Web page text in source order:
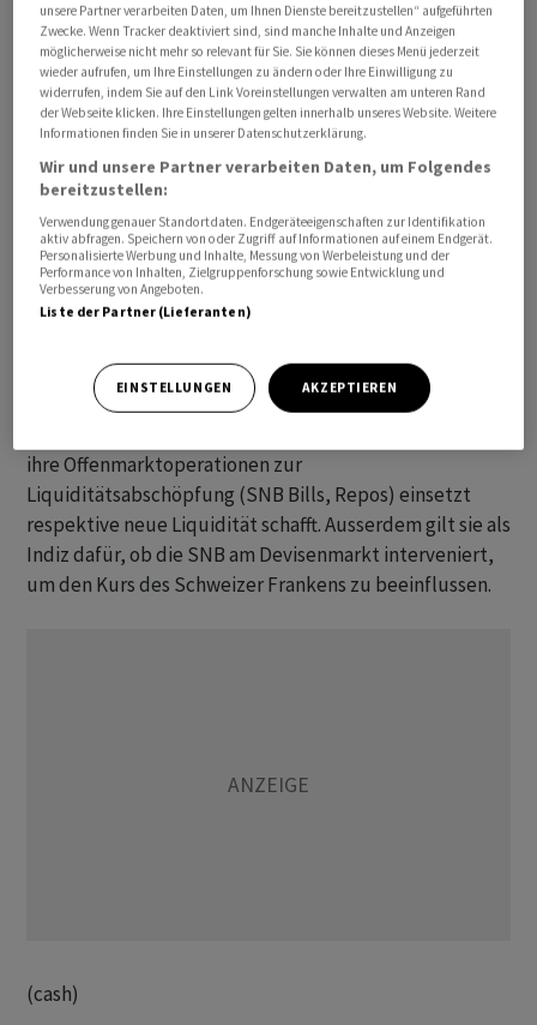
Die Sichtguthaben bei der Schweizerischen
Nationalbank (SNB) sind in der vergangenen Woche
gesunken. Die Einlagen von Bund und Banken lagen am
16. Februar bei 477,11 Milliarden Franken nach 482,29
Milliarden in der Woche davor, wie die SNB am Montag
mitteilte. Das ist ein Rückgang um rund 5,2 Milliarden
Franken. Auf die Giroguthaben inländischer Banken
entfielen Ende letzter Woche 468,2 Milliarden Franken
(-1,2 Mrd).
Für die Höhe der Sichtguthaben gibt es verschiedene
Einflussfaktoren, die deren Entwicklung beeinflussen.
ihre Offenmarktoperationen zur
Liquiditätsabschöpfung (SNB Bills, Repos) einsetzt
respektive neue Liquidität schafft. Ausserdem gilt sie als
Indiz dafür, ob die SNB am Devisenmarkt interveniert,
um den Kurs des Schweizer Frankens zu beeinflussen.
(cash)
unsere Partner verarbeiten Daten, um Ihnen Dienste bereitzustellen“ aufgeführten
Zwecke. Wenn Tracker deaktiviert sind, sind manche Inhalte und Anzeigen
möglicherweise nicht mehr so relevant für Sie. Sie können dieses Menü jederzeit
wieder aufrufen, um Ihre Einstellungen zu ändern oder Ihre Einwilligung zu
widerrufen, indem Sie auf den Link Voreinstellungen verwalten am unteren Rand
der Webseite klicken. Ihre Einstellungen gelten innerhalb unseres Website. Weitere
Informationen finden Sie in unserer Datenschutzerklärung.
Wir und unsere Partner verarbeiten Daten, um Folgendes
bereitzustellen:
Verwendung genauer Standortdaten. Endgeräteeigenschaften zur Identifikation
aktiv abfragen. Speichern von oder Zugriff auf Informationen auf einem Endgerät.
Personalisierte Werbung und Inhalte, Messung von Werbeleistung und der
Performance von Inhalten, Zielgruppenforschung sowie Entwicklung und
Verbesserung von Angeboten.
Liste der Partner (Lieferanten)
EINSTELLUNGEN AKZEPTIEREN